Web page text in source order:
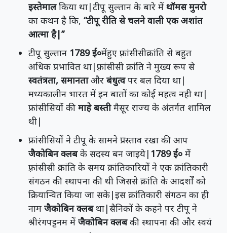
इस्तेमालकिया था|टीपू सुल्तान के बारे में थॉमस मुनरो
का कथन है कि, “टीपू रीति से चलने वाली एक अशांत
आत्मा है|”
टीपू सुल्तान 1789 ई०मेंहुए फ़्रांसीसीक्रांति से बहुत
अधिक प्रभावित था|फ़्रांसीसी क्रांति ने मुख्य रूप से
स्वतंत्रता, समानताऔर बंधुत्वपर बल दिया था|
मध्यकालीन भारत में इन बातों का कोई महत्व नही था|
फ्रांसीसियों की माहे बस्तीमैसूर राज्य के अंतर्गत शामिल
थी|
फ्रांसीसियों ने टीपू के सामने प्रस्ताव रखा की आप
जैकोबिन क्लबके सदस्य बन जाइये| 1789 ई० में
फ़्रांसीसी क्रांति के समय क्रांतिकारियों ने एक क्रांतिकारी
संगठन की स्थापना की थी जिससे क्रांति के आदर्शों को
क्रियान्वित किया जा सके|इस क्रांतिकारी संगठन का ही
नाम जैकोबिन क्लबथा|सैनिकों के कहने पर टीपू ने
श्रीरंगपट्टनम में जैकोबिन क्लबकी स्थापना की और स्वयं